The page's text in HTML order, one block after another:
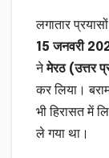
लगातार
15 जनवरी
नेमेरठ (उत्तर
कर लिया।
भी हिरासत में
ले गया था।